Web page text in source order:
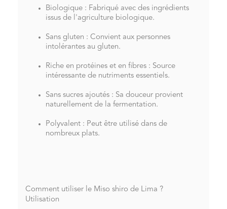
Biologique : Fabriqué avec des ingrédients
issus de l'agriculture biologique.
Sans gluten : Convient aux personnes
intolérantes au gluten.
Riche en protéines et en fibres : Source
intéressante de nutriments essentiels.
Sans sucres ajoutés : Sa douceur provient
naturellement de la fermentation.
Polyvalent : Peut être utilisé dans de
nombreux plats.
Comment utiliser le Miso shiro de Lima ?
Utilisation